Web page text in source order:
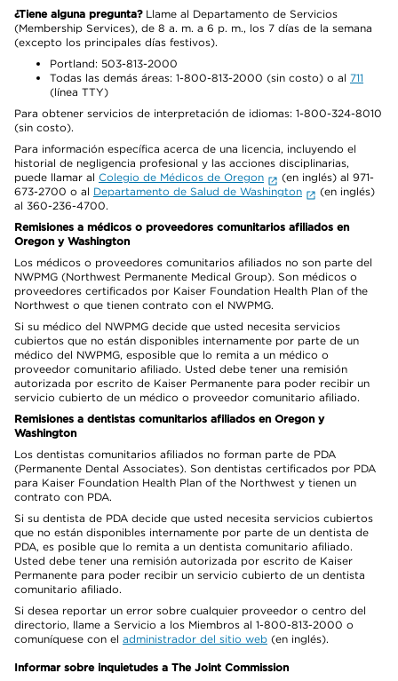
¿Tiene alguna pregunta?Llame al Departamento de Servicios
(Membership Services), de 8 a. m. a 6 p. m., los 7 días de la semana
(excepto los principales días festivos).
Portland: 503-813-2000
Todas las demás áreas: 1-800-813-2000 (sin costo) o al 711
(línea TTY)
Para obtener servicios de interpretación de idiomas: 1-800-324-8010
(sin costo).
Para información específica acerca de una licencia, incluyendo el
historial de negligencia profesional y las acciones disciplinarias,
puede llamar al Colegio de Médicos de Oregon
(en inglés) al 971-
673-2700 o al Departamento de Salud de Washington
(en inglés)
al 360-236-4700.
Remisiones a médicos o proveedores comunitarios afiliados en
Oregon y Washington
Los médicos o proveedores comunitarios afiliados no son parte del
NWPMG (Northwest Permanente Medical Group). Son médicos o
proveedores certificados por Kaiser Foundation Health Plan of the
Northwest o que tienen contrato con el NWPMG.
Si su médico del NWPMG decide que usted necesita servicios
cubiertos que no están disponibles internamente por parte de un
médico del NWPMG, esposible que lo remita a un médico o
proveedor comunitario afiliado. Usted debe tener una remisión
autorizada por escrito de Kaiser Permanente para poder recibir un
servicio cubierto de un médico o proveedor comunitario afiliado.
Remisiones a dentistas comunitarios afiliados en Oregon y
Washington
Los dentistas comunitarios afiliados no forman parte de PDA
(Permanente Dental Associates). Son dentistas certificados por PDA
para Kaiser Foundation Health Plan of the Northwest y tienen un
contrato con PDA.
Si su dentista de PDA decide que usted necesita servicios cubiertos
que no están disponibles internamente por parte de un dentista de
PDA, es posible que lo remita a un dentista comunitario afiliado.
Usted debe tener una remisión autorizada por escrito de Kaiser
Permanente para poder recibir un servicio cubierto de un dentista
comunitario afiliado.
Si desea reportar un error sobre cualquier proveedor o centro del
directorio, llame a Servicio a los Miembros al 1-800-813-2000 o
comuníquese con el administrador del sitio web (en inglés).
Informar sobre inquietudes a The Joint Commission